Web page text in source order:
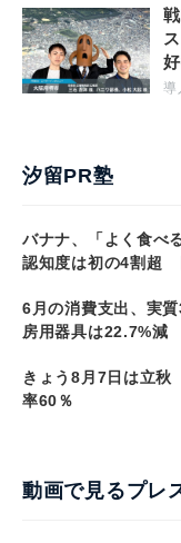
導
汐留PR塾
バナナ、「よく食べ
認知度は初の4割超
6月の消費支出、実
房用器具は22.7%減
きょう8月7日は立
率60％
動画で見るプレ